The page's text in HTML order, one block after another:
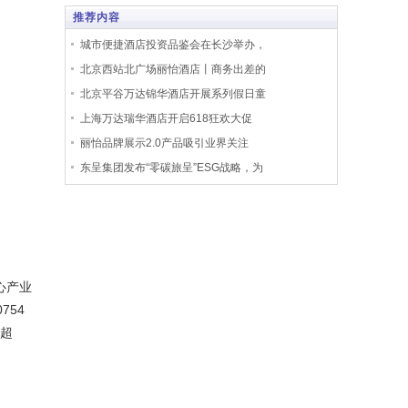
产业
推荐内容
城市便捷酒店投资品鉴会在长沙举办，
北京西站北广场丽怡酒店丨商务出差的
北京平谷万达锦华酒店开展系列假日童
上海万达瑞华酒店开启618狂欢大促
丽怡品牌展示2.0产品吸引业界关注
东呈集团发布“零碳旅呈”ESG战略，为